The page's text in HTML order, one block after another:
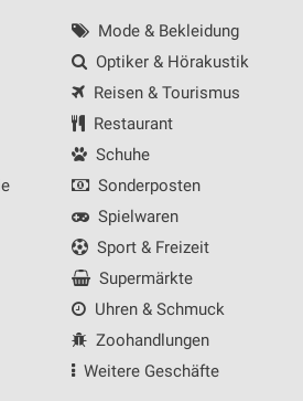
Mode & Bekleidung
Optiker & Hörakustik
Reisen & Tourismus
Restaurant
Schuhe
Sonderposten
Spielwaren
Sport & Freizeit
Supermärkte
Uhren & Schmuck
Zoohandlungen
Weitere Geschäfte